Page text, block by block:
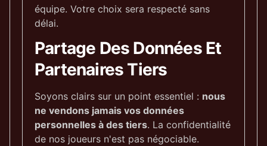
équipe. Votre choix sera respecté sans
délai.
Partage Des Données Et
Partenaires Tiers
Soyons clairs sur un point essentiel : nous
ne vendons jamais vos données
personnelles à des tiers. La confidentialité
de nos joueurs n'est pas négociable.